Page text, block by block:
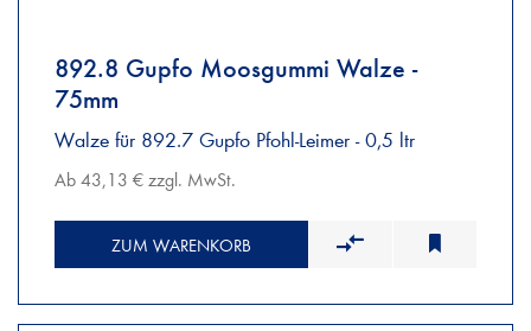
892.8 Gupfo Moosgummi Walze -
75mm
Walze für 892.7 Gupfo Pfohl-Leimer - 0,5 ltr
Ab 43,13 € zzgl. MwSt.
ZUM WARENKORB